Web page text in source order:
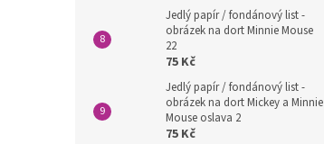
Jedlý papír / fondánový list -
obrázek na dort Minnie Mouse
22
75 Kč
Jedlý papír / fondánový list -
obrázek na dort Mickey a Minnie
Mouse oslava 2
75 Kč